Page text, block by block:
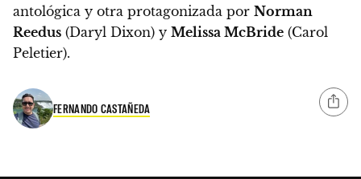
antológica y otra protagonizada por Norman
Reedus (Daryl Dixon) y Melissa McBride (Carol
Peletier).
FERNANDO CASTAÑEDA